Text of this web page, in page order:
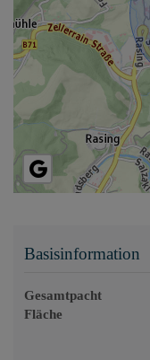
Basisinformation
Gesamtpacht
Fläche